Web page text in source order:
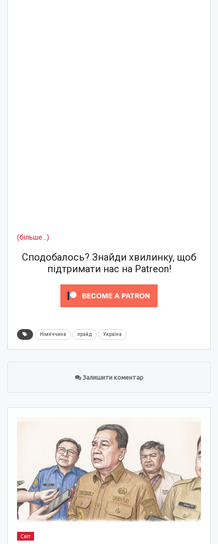
(більше…)
Сподобалось? Знайди хвилинку, щоб
підтримати нас на Patreon!
Німеччина прайд Україна
Залишити коментар
Світ